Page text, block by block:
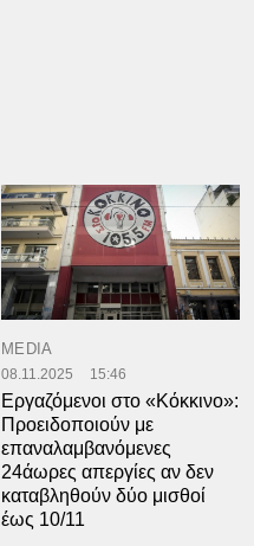
MEDIA
08.11.2025 15:46
Εργαζόμενοι στο «Κόκκινο»:
Προειδοποιούν με
επαναλαμβανόμενες
24άωρες απεργίες αν δεν
καταβληθούν δύο μισθοί
έως 10/11